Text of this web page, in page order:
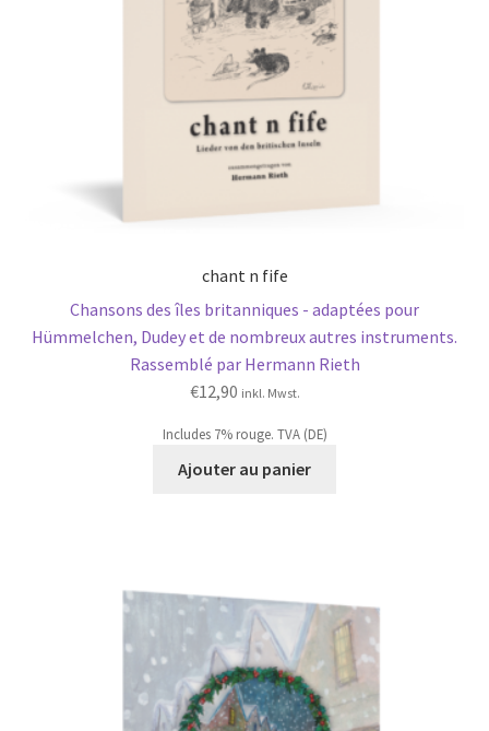
chant n fife
Chansons des îles britanniques - adaptées pour
Hümmelchen, Dudey et de nombreux autres instruments.
Rassemblé par Hermann Rieth
€12,90 inkl. Mwst.
Includes 7% rouge. TVA (DE)
Ajouter au panier